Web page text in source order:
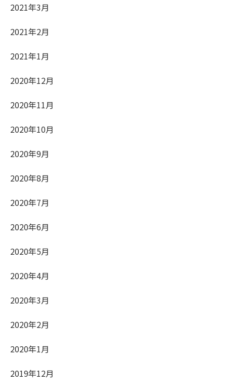
2021年3月
2021年2月
2021年1月
2020年12月
2020年11月
2020年10月
2020年9月
2020年8月
2020年7月
2020年6月
2020年5月
2020年4月
2020年3月
2020年2月
2020年1月
2019年12月